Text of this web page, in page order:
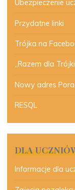
Ubezpieczenie
Przydatne linki
Trójka na
„Razem dla
Nowy adres
RESQL
DLA
Informacje dla